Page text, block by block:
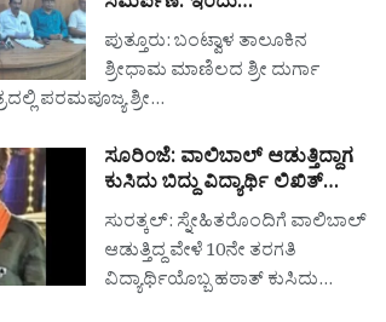
ಪುತ್ತೂರು: ಬಂಟ್ವಾಳ ತಾಲೂಕಿನ
ಶ್ರೀಧಾಮ ಮಾಣಿಲದ ಶ್ರೀ ದುರ್ಗಾ
ಪರಮಪೂಜ್ಯ ಶ್ರೀ…
ಸೂರಿಂಜೆ: ವಾಲಿಬಾಲ್ ಆಡುತ್ತಿದ್ದಾಗ
ಕುಸಿದು ಬಿದ್ದು ವಿದ್ಯಾರ್ಥಿ ಲಿಖಿತ್…
ಸುರತ್ಕಲ್: ಸ್ನೇಹಿತರೊಂದಿಗೆ ವಾಲಿಬಾಲ್
ಆಡುತ್ತಿದ್ದ ವೇಳೆ 10ನೇ ತರಗತಿ
ವಿದ್ಯಾರ್ಥಿಯೊಬ್ಬ ಹಠಾತ್ ಕುಸಿದು…